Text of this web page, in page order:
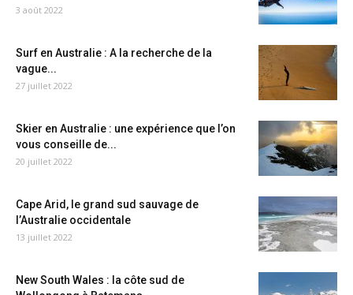
3 août 2022
Surf en Australie : A la recherche de la
vague...
27 juillet 2022
Skier en Australie : une expérience que l’on
vous conseille de...
20 juillet 2022
Cape Arid, le grand sud sauvage de
l’Australie occidentale
13 juillet 2022
New South Wales : la côte sud de